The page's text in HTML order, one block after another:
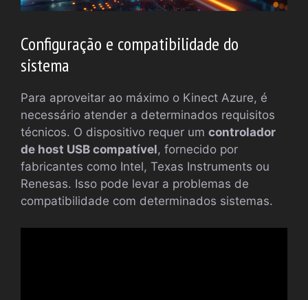
Configuração e compatibilidade do
sistema
Para aproveitar ao máximo o Kinect Azure, é
necessário atender a determinados requisitos
técnicos. O dispositivo requer um controlador
de host USB compatível, fornecido por
fabricantes como Intel, Texas Instruments ou
Renesas. Isso pode levar a problemas de
compatibilidade com determinados sistemas.